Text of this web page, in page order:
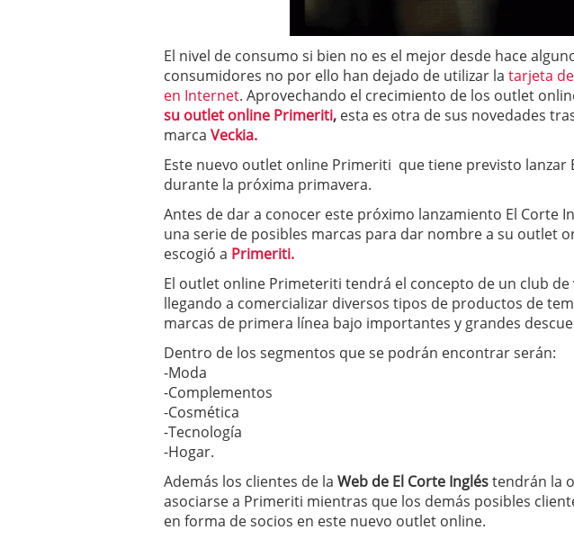
El nivel de consumo si bien no es el mejor desde hace
consumidores no por ello han dejado de utilizar la tarjeta
en Internet. Aprovechando el crecimiento de los outlet
su outlet online Primeriti, esta es otra de sus novedades
marca Veckia.
Este nuevo outlet online Primeriti que tiene previsto lanzar
durante la próxima primavera.
Antes de dar a conocer este próximo lanzamiento El Corte
una serie de posibles marcas para dar nombre a su outlet
escogió a Primeriti.
El outlet online Primeteriti tendrá el concepto de un club de
llegando a comercializar diversos tipos de productos de
marcas de primera línea bajo importantes y grandes
Dentro de los segmentos que se podrán encontrar serán:
-Moda
-Complementos
-Cosmética
-Tecnología
-Hogar.
Además los clientes de la Web de El Corte Ingléstendrán la
asociarse a Primeriti mientras que los demás posibles
en forma de socios en este nuevo outlet online.